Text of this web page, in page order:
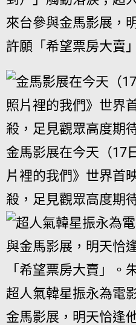
來台參與金馬影展，
許願「希望票房大賣
金馬影展在今天（17
片裡的我們》世界首
殺，足見觀眾高度期
超人氣韓星振永為電
金馬影展，明天恰逢